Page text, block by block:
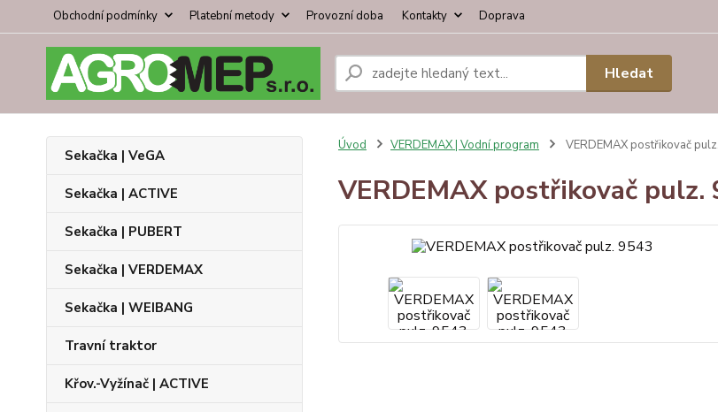
Obchodní podmínky Platební metody Provozní doba Kontakty Doprava
Hledat
Sekačka | VeGA
Sekačka | ACTIVE
Sekačka | PUBERT
Sekačka | VERDEMAX
Sekačka | WEIBANG
Travní traktor
Křov.-Vyžínač | ACTIVE
Úvod VERDEMAX | Vodní program VERDEMAX postřikovač
VERDEMAX postřikovač pulz.